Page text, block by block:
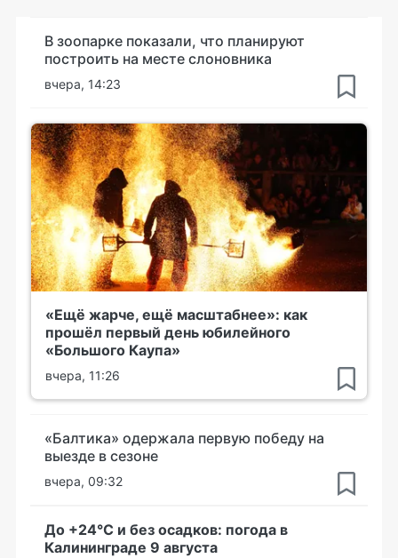
В зоопарке показали, что планируют
построить на месте слоновника
вчера, 14:23
«Ещё жарче, ещё масштабнее»: как
прошёл первый день юбилейного
«Большого Каупа»
вчера, 11:26
«Балтика» одержала первую победу на
выезде в сезоне
вчера, 09:32
До +24°С и без осадков: погода в
Калининграде 9 августа